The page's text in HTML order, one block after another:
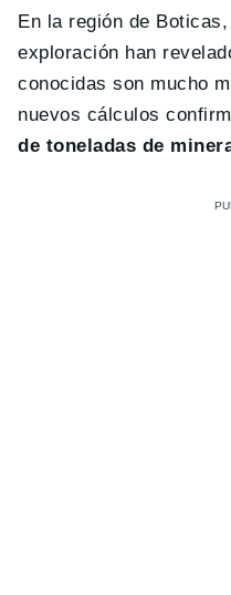
En la región de
exploración han
conocidas son mucho
nuevos cálculos
de toneladas de